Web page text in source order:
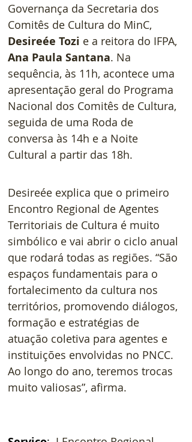
Governança da Secretaria dos
Comitês de Cultura do MinC,
Desireée Tozi e a reitora do IFPA,
Ana Paula Santana. Na
sequência, às 11h, acontece uma
apresentação geral do Programa
Nacional dos Comitês de Cultura,
seguida de uma Roda de
conversa às 14h e a Noite
Cultural a partir das 18h.
Desireée explica que o primeiro
Encontro Regional de Agentes
Territoriais de Cultura é muito
simbólico e vai abrir o ciclo anual
que rodará todas as regiões. “São
espaços fundamentais para o
fortalecimento da cultura nos
territórios, promovendo diálogos,
formação e estratégias de
atuação coletiva para agentes e
instituições envolvidas no PNCC.
Ao longo do ano, teremos trocas
muito valiosas”, afirma.